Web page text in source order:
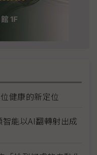
健康的新定位
能以AI翻轉射出成